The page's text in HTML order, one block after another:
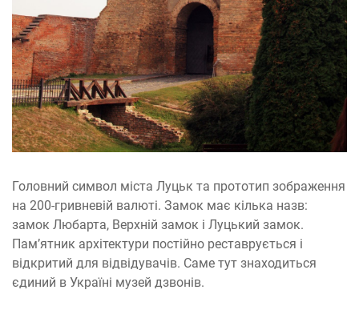
Головний символ міста Луцьк та прототип зображення
на 200-гривневій валюті. Замок має кілька назв:
замок Любарта, Верхній замок і Луцький замок.
Пам’ятник архітектури постійно реставрується і
відкритий для відвідувачів. Саме тут знаходиться
єдиний в Україні музей дзвонів.